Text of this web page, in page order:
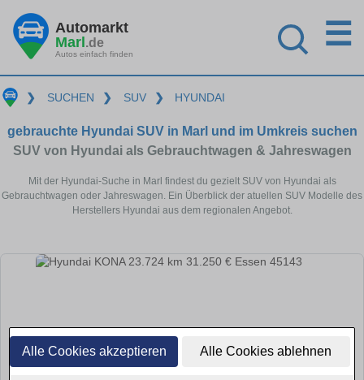
Alle Cookies akzeptieren Alle Cookies ablehnen
Automarkt
Marl.de
Autos einfach finden
☰
❯ SUCHEN ❯ SUV ❯ HYUNDAI
gebrauchte Hyundai SUV in Marl und im Umkreis suchen
SUV von Hyundai als Gebrauchtwagen & Jahreswagen
Mit der Hyundai-Suche in Marl findest du gezielt SUV von Hyundai als
Gebrauchtwagen oder Jahreswagen. Ein Überblick der atuellen SUV Modelle des
Herstellers Hyundai aus dem regionalen Angebot.